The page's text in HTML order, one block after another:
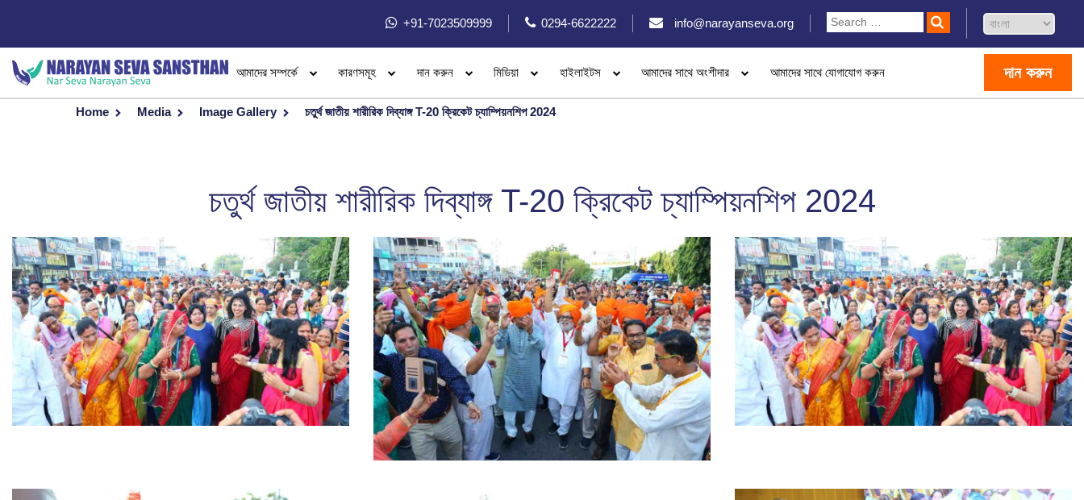
+91-7023509999 0294-6622222 info@narayanseva.org
আমাদের সম্পর্কে কারণসমূহ দান করুন মিডিয়া হাইলাইটস আমাদের সাথে অংশীদার আমাদের সাথে যোগাযোগ করুন দান করুন
Home Media Image Gallery চতুর্থ জাতীয় শারীরিক দিব্যাঙ্গ T-20 ক্রিকেট চ্যাম্পিয়নশিপ 2024
চতুর্থ জাতীয় শারীরিক দিব্যাঙ্গ T-20 ক্রিকেট চ্যাম্পিয়নশিপ 2024